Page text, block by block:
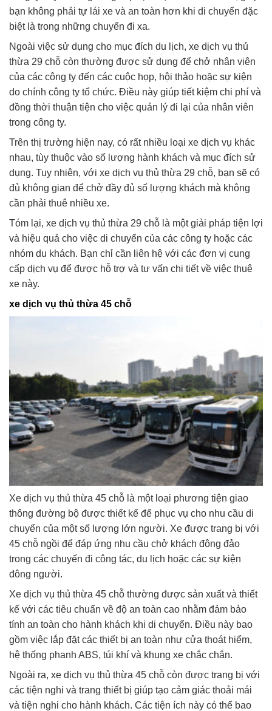
bạn không phải tự lái xe và an toàn hơn khi di chuyển đặc
biệt là trong những chuyến đi xa.
Ngoài việc sử dụng cho mục đích du lịch, xe dịch vụ thủ
thừa 29 chỗ còn thường được sử dụng để chở nhân viên
của các công ty đến các cuộc họp, hội thảo hoặc sự kiện
do chính công ty tổ chức. Điều này giúp tiết kiệm chi phí và
đồng thời thuận tiện cho việc quản lý đi lại của nhân viên
trong công ty.
Trên thị trường hiện nay, có rất nhiều loại xe dịch vụ khác
nhau, tùy thuộc vào số lượng hành khách và mục đích sử
dụng. Tuy nhiên, với xe dịch vụ thủ thừa 29 chỗ, bạn sẽ có
đủ không gian để chở đầy đủ số lượng khách mà không
cần phải thuê nhiều xe.
Tóm lại, xe dịch vụ thủ thừa 29 chỗ là một giải pháp tiện lợi
và hiệu quả cho việc di chuyển của các công ty hoặc các
nhóm du khách. Bạn chỉ cần liên hệ với các đơn vị cung
cấp dịch vụ để được hỗ trợ và tư vấn chi tiết về việc thuê
xe này.
xe dịch vụ thủ thừa 45 chỗ
Xe dịch vụ thủ thừa 45 chỗ là một loại phương tiện giao
thông đường bộ được thiết kế để phục vụ cho nhu cầu di
chuyển của một số lượng lớn người. Xe được trang bị với
45 chỗ ngồi để đáp ứng nhu cầu chở khách đông đảo
trong các chuyến đi công tác, du lịch hoặc các sự kiện
đông người.
Xe dịch vụ thủ thừa 45 chỗ thường được sản xuất và thiết
kế với các tiêu chuẩn về độ an toàn cao nhằm đảm bảo
tính an toàn cho hành khách khi di chuyển. Điều này bao
gồm việc lắp đặt các thiết bị an toàn như cửa thoát hiểm,
hệ thống phanh ABS, túi khí và khung xe chắc chắn.
Ngoài ra, xe dịch vụ thủ thừa 45 chỗ còn được trang bị với
các tiện nghi và trang thiết bị giúp tạo cảm giác thoải mái
và tiện nghi cho hành khách. Các tiện ích này có thể bao